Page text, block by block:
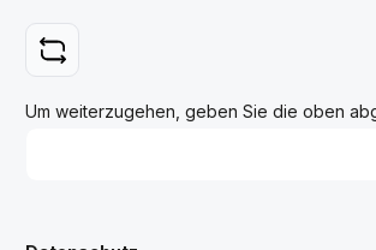
Um weiterzugehen, geben Sie die oben